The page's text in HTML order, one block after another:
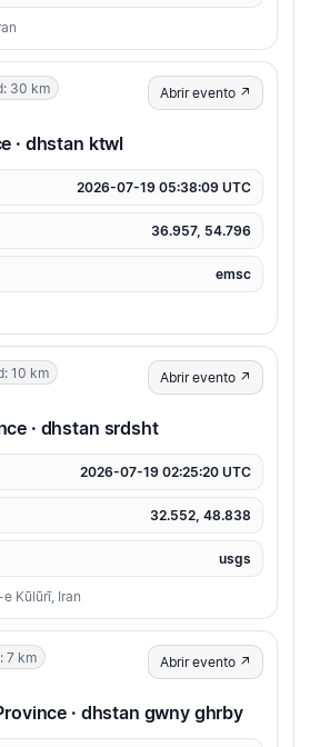
30 km Abrir evento ↗
· dhstan ktwl
2026-07-19 05:38:09 UTC
36.957, 54.796
emsc
10 km Abrir evento ↗
· dhstan srdsht
2026-07-19 02:25:20 UTC
32.552, 48.838
usgs
Kūlūrī, Iran
7 km Abrir evento ↗
· dhstan gwny ghrby